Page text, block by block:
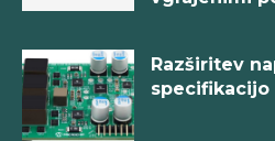
Razširitev
specifikacijo